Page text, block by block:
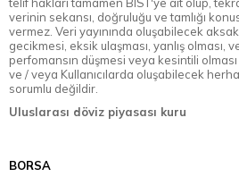
verinin sekansı, doğruluğu ve tamlığı
vermez. Veri yayınında oluşabilecek
gecikmesi, eksik ulaşması, yanlış olması,
perfomansın düşmesi veya kesintili olması
ve / veya Kullanıcılarda oluşabilecek
sorumlu değildir.
Uluslarası döviz piyasası kuru
BORSA